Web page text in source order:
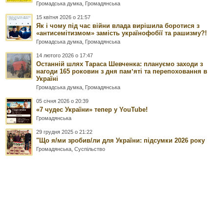
Громадська думка, Громадянська
15 квітня 2026 о 21:57
Як і чому під час війни влада вирішила боротися з
«антисемітизмом» замість українофобії та рашизму?!
Громадська думка, Громадянська
14 лютого 2026 о 17:47
Останній шлях Тараса Шевченка: плануємо заходи з
нагоди 165 роковин з дня памʼяті та перепоховання в
Україні
Громадська думка, Громадянська
05 січня 2026 о 20:39
«7 чудес України» тепер у YouTube!
Громадянська
29 грудня 2025 о 21:22
"Що я/ми зробив/ли для України: підсумки 2026 року
Громадянська,Суспільство